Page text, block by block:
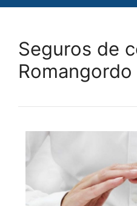
Seguros de
Romangordo